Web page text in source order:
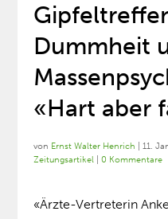
Dummheit
«Hart aber
von Ernst Walter Henrich |11.
Zeitungsartikel |0 Kommentare
«Ärzte-Vertreterin